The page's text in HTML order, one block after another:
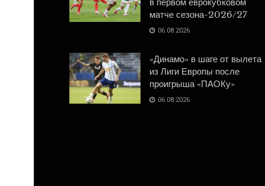
в первом еврокубковом
матче сезона-2026/27
06.08.2026
«Динамо» в шаге от вылета
из Лиги Европы после
проигрыша «ПАОКу»
06.08.2026